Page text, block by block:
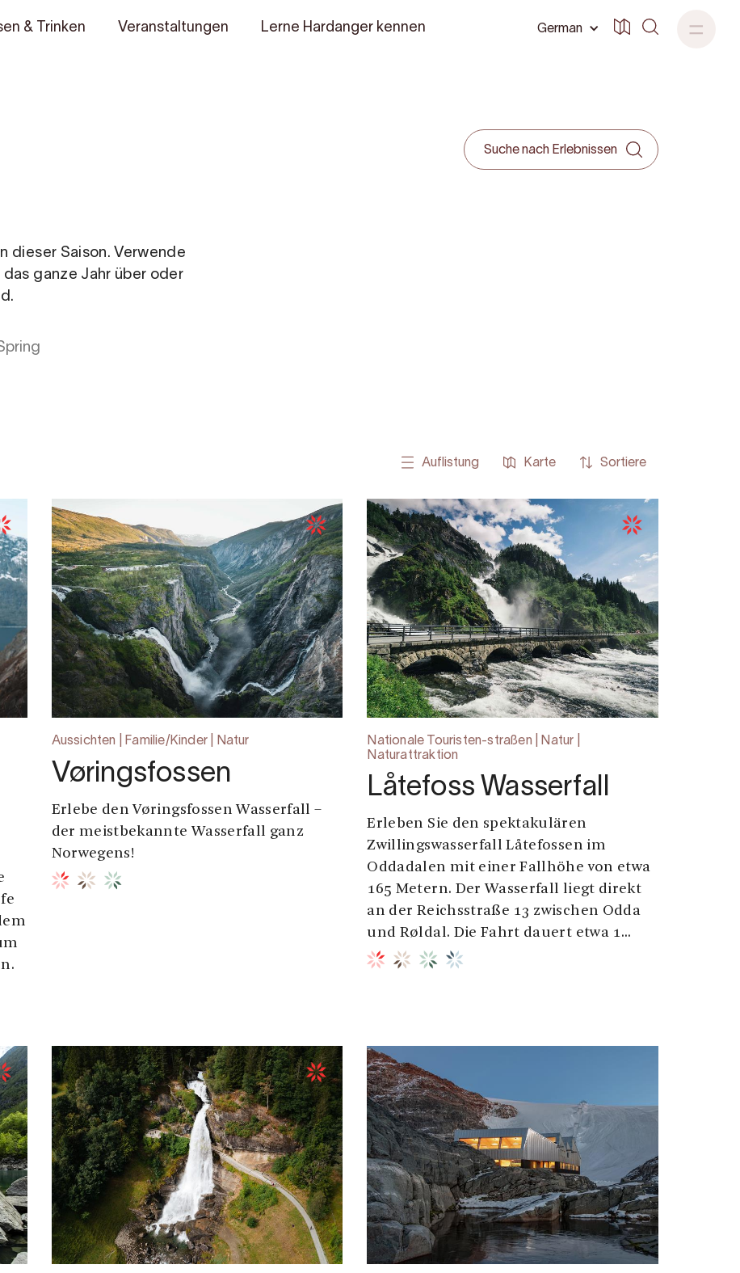
German
& Trinken Veranstaltungen Lerne Hardanger kennen
dieser Saison. Verwende
das ganze Jahr über oder
Auflistung Karte Sortiere
Aussichten | Familie/Kinder | Natur
Vøringsfossen
Erlebe den Vøringsfossen Wasserfall –
der meistbekannte Wasserfall ganz
Norwegens!
Nationale Touristen-straßen | Natur |
Naturattraktion
Låtefoss Wasserfall
Erleben Sie den spektakulären
Zwillingswasserfall Låtefossen im
Oddadalen mit einer Fallhöhe von etwa
165 Metern. Der Wasserfall liegt direkt
an der Reichsstraße 13 zwischen Odda
und Røldal. Die Fahrt dauert etwa 1...